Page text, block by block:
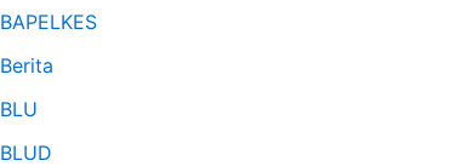
BAPELKES
Berita
BLU
BLUD